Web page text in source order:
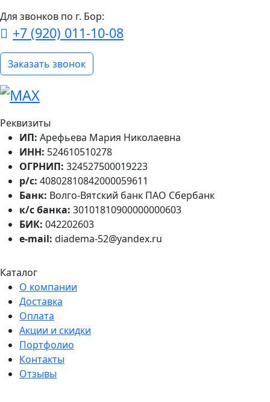
Для звонков по г. Бор:
+7 (920) 011-10-08
Заказать звонок
Реквизиты
ИП: Арефьева Мария Николаевна
ИНН: 524610510278
ОГРНИП: 324527500019223
р/с: 40802810842000059611
Банк: Волго-Вятский банк ПАО Сбербанк
к/с банка: 30101810900000000603
БИК: 042202603
e-mail: diadema-52@yandex.ru
Каталог
О компании
Доставка
Оплата
Акции и скидки
Портфолио
Контакты
Отзывы